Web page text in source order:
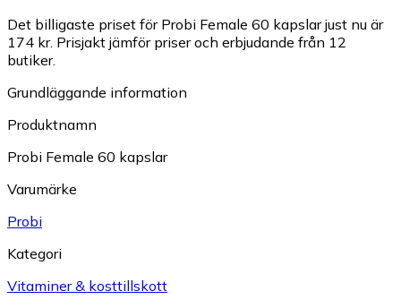
Det billigaste priset för Probi Female 60 kapslar just nu är
174 kr. Prisjakt jämför priser och erbjudande från 12
butiker.
Grundläggande information
Produktnamn
Probi Female 60 kapslar
Varumärke
Probi
Kategori
Vitaminer & kosttillskott